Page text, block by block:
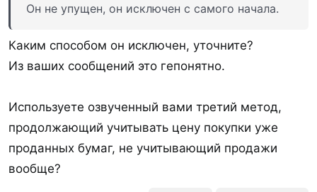
Он не упущен, он исключен с самого начала.
Каким способом он исключен, уточните?
Из ваших сообщений это гепонятно.
Используете озвученный вами третий метод,
продолжающий учитывать цену покупки уже
проданных бумаг, не учитывающий продажи
вообще?